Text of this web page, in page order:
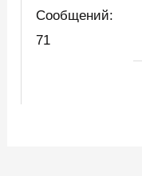
Сообщений:
71